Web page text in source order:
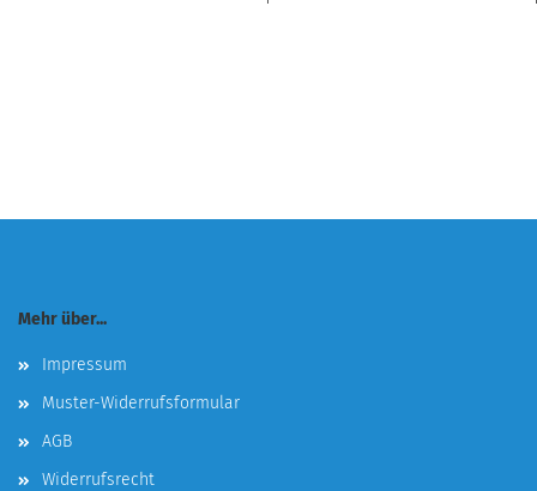
Mehr über...
Impressum
Muster-Widerrufsformular
AGB
Widerrufsrecht